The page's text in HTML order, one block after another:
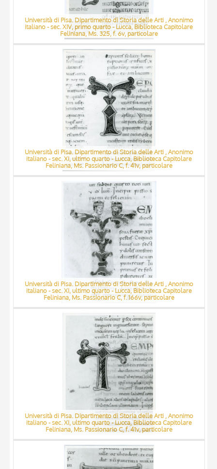
Università di Pisa. Dipartimento di Storia delle Arti , Anonimo
italiano - sec. XIV, primo quarto - Lucca, Biblioteca Capitolare
Feliniana, Ms. 325, f. 6v, particolare
Università di Pisa. Dipartimento di Storia delle Arti , Anonimo
italiano - sec. XI, ultimo quarto - Lucca, Biblioteca Capitolare
Feliniana, Ms. Passionario C, f. 41v, particolare
Università di Pisa. Dipartimento di Storia delle Arti , Anonimo
italiano - sec. XI, ultimo quarto - Lucca, Biblioteca Capitolare
Feliniana, Ms. Passionario C, f. 166v, particolare
Università di Pisa. Dipartimento di Storia delle Arti , Anonimo
italiano - sec. XI, ultimo quarto - Lucca, Biblioteca Capitolare
Feliniana, Ms. Passionario C, f. 41v, particolare